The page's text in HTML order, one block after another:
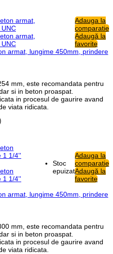
Adauga la
comparatie
Adaugă la
favorite
armat, lungime 450mm, prindere
mm, este recomandata pentru
si in beton proaspat.
in procesul de gaurire avand
viata ridicata.
Stoc
epuizat
Adauga la
comparatie
Adaugă la
favorite
armat, lungime 450mm, prindere
mm, este recomandata pentru
si in beton proaspat.
in procesul de gaurire avand
viata ridicata.